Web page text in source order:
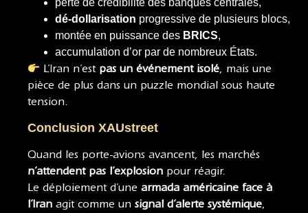
perte de crédibilité des banques centrales,
dé-dollarisation progressive de plusieurs blocs,
montée en puissance des BRICS,
accumulation d’or par de nombreux États.
L’Iran n’est pas un événement isolé, mais une
pièce de plus dans un puzzle mondial sous haute
tension.
Conclusion XAUstreet
Quand les porte-avions avancent, les marchés
n’attendent pas l’explosion pour réagir.
Le déploiement d’une armada américaine face à
l’Iran agit comme un signal d’alerte systémique,